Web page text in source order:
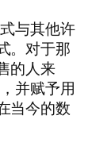
与其他许
。对于那
的人来
并赋予用
当今的数